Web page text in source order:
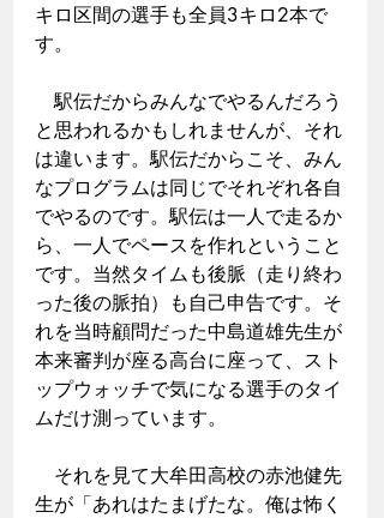
キロ区間の選手も全員3キロ2本で
す。
駅伝だからみんなでやるんだろう
と思われるかもしれませんが、それ
は違います。駅伝だからこそ、みん
なプログラムは同じでそれぞれ各自
でやるのです。駅伝は一人で走るか
ら、一人でペースを作れということ
です。当然タイムも後脈（走り終わ
った後の脈拍）も自己申告です。そ
れを当時顧問だった中島道雄先生が
本来審判が座る高台に座って、スト
ップウォッチで気になる選手のタイ
ムだけ測っています。
それを見て大牟田高校の赤池健先
生が「あれはたまげたな。俺は怖く